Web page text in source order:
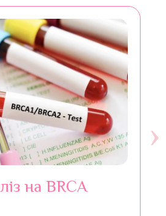
на BRCA
›